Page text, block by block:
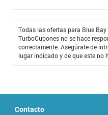
permite ahorrar con los
tiempo amplía mis opciones
de tiendas. La más reciente
perteneciente a la sensacional
por su gran cobertura, su
experiencia, con más de 27
Todas las ofertas para Blue
TurboCupones no se hace
correctamente. Asegúrate de
lugar indicado y de que este no
Contacto